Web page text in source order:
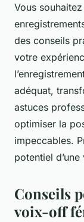
Vous
des conseils
votre
adéquat,
astuces
optimiser la
impeccables.
potentiel
Conseils
voix-off